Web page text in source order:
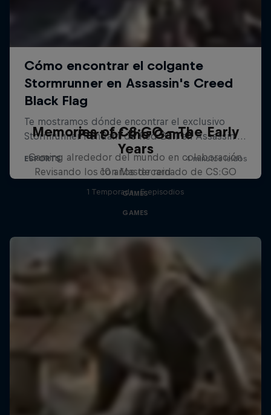
Memories of CS:GO – The Early
Years
Revisando los 10 años de reinado de CS:GO
GAMES
Part of the Game
Gaming alrededor del mundo en colaboración
con Mastercard
1 Temporada · 5 episodios
GAMES